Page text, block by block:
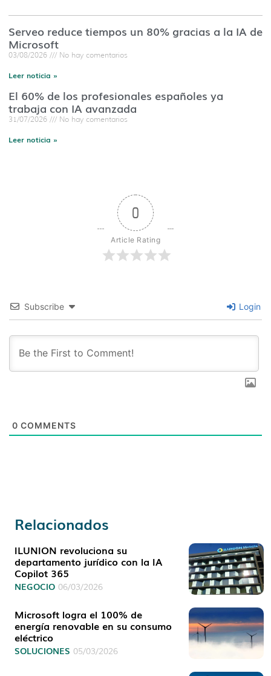
Serveo reduce tiempos un 80% gracias a la IA de
Microsoft
03/08/2026 No hay comentarios
Leer noticia »
El 60% de los profesionales españoles ya
trabaja con IA avanzada
31/07/2026 No hay comentarios
Leer noticia »
0
Article Rating
Subscribe Login
0 COMMENTS
Relacionados
ILUNION revoluciona su
departamento jurídico con la IA
Copilot 365
NEGOCIO 06/03/2026
Microsoft logra el 100% de
energía renovable en su consumo
eléctrico
SOLUCIONES 05/03/2026